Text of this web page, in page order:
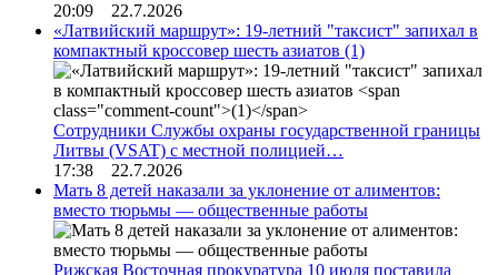
20:09 22.7.2026
«Латвийский маршрут»: 19-летний "таксист" запихал в
компактный кроссовер шесть азиатов (1)
Сотрудники Службы охраны государственной границы
Литвы (VSAT) с местной полицией…
17:38 22.7.2026
Мать 8 детей наказали за уклонение от алиментов:
вместо тюрьмы — общественные работы
Рижская Восточная прокуратура 10 июля поставила